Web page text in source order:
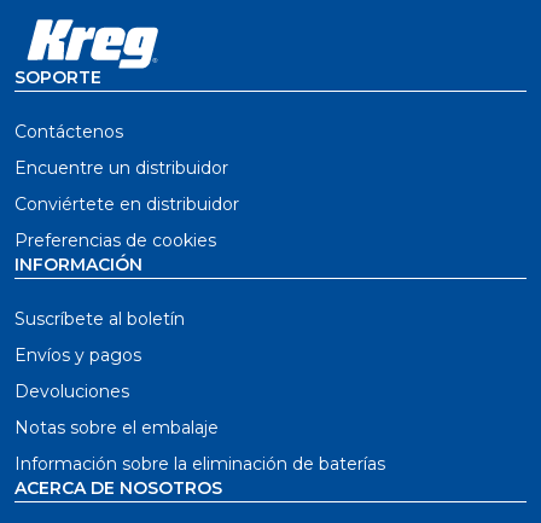
SOPORTE
Contáctenos
Encuentre un distribuidor
Conviértete en distribuidor
Preferencias de cookies
INFORMACIÓN
Suscríbete al boletín
Envíos y pagos
Devoluciones
Notas sobre el embalaje
Información sobre la eliminación de baterías
ACERCA DE NOSOTROS